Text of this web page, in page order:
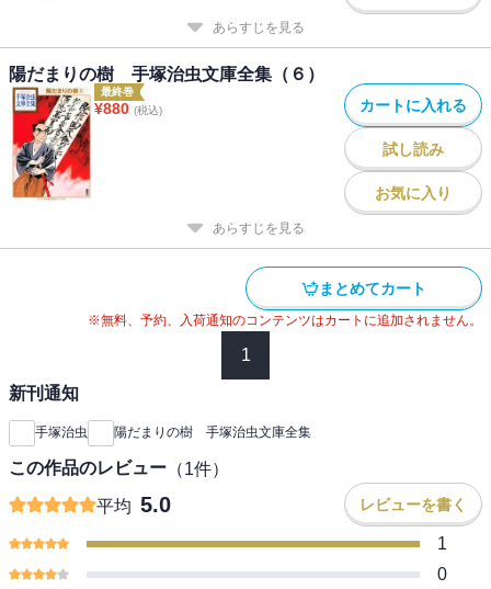
あらすじを見る
陽だまりの樹 手塚治虫文庫全集（６）
最終巻
¥880 (税込) カートに入れる
試し読み
お気に入り
あらすじを見る
まとめてカート
※無料、予約、入荷通知のコンテンツはカートに追加されません。
1
新刊通知
手塚治虫 陽だまりの樹 手塚治虫文庫全集
この作品のレビュー （1件）
平均 5.0 レビューを書く
1
0